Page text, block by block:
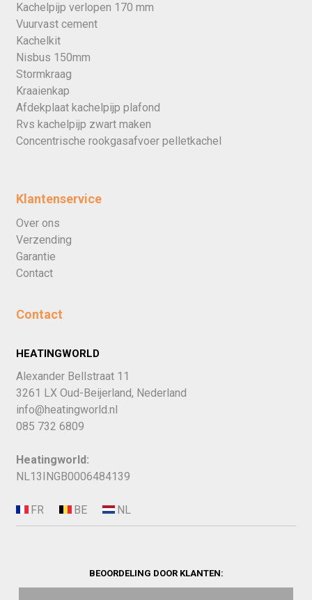
Kachelpijp verlopen 170 mm
Vuurvast cement
Kachelkit
Nisbus 150mm
Stormkraag
Kraaienkap
Afdekplaat kachelpijp plafond
Rvs kachelpijp zwart maken
Concentrische rookgasafvoer pelletkachel
Klantenservice
Over ons
Verzending
Garantie
Contact
Contact
HEATINGWORLD
Alexander Bellstraat 11
3261 LX Oud-Beijerland, Nederland
info@heatingworld.nl
085 732 6809
Heatingworld:
NL13INGB0006484139
BEOORDELING DOOR KLANTEN: